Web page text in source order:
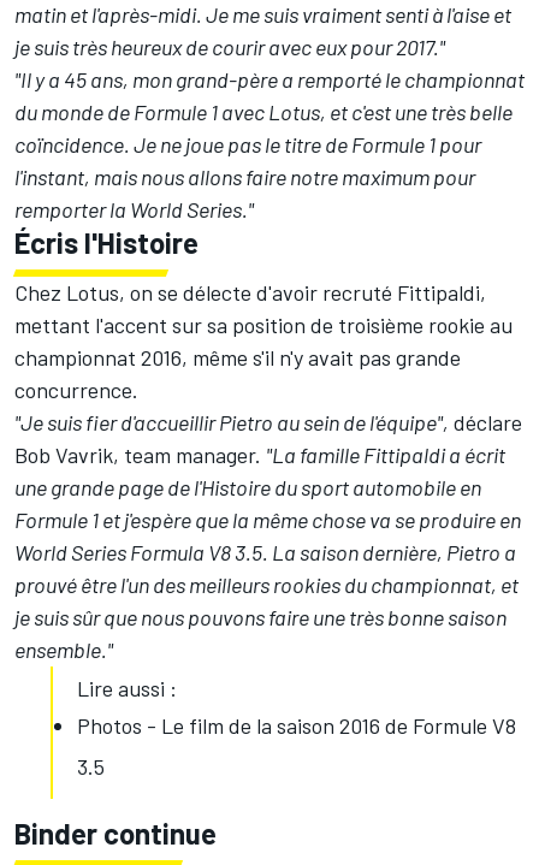
matin et l'après-midi. Je me suis vraiment senti à l'aise et
je suis très heureux de courir avec eux pour 2017."
"Il y a 45 ans, mon grand-père a remporté le championnat
du monde de Formule 1 avec Lotus, et c'est une très belle
coïncidence. Je ne joue pas le titre de Formule 1 pour
l'instant, mais nous allons faire notre maximum pour
remporter la World Series."
Écris l'Histoire
Chez Lotus, on se délecte d'avoir recruté Fittipaldi,
mettant l'accent sur sa position de troisième rookie au
championnat 2016, même s'il n'y avait pas grande
concurrence.
"Je suis fier d'accueillir Pietro au sein de l'équipe", déclare
Bob Vavrik, team manager. "La famille Fittipaldi a écrit
une grande page de l'Histoire du sport automobile en
Formule 1 et j'espère que la même chose va se produire en
World Series Formula V8 3.5. La saison dernière, Pietro a
prouvé être l'un des meilleurs rookies du championnat, et
je suis sûr que nous pouvons faire une très bonne saison
ensemble."
Lire aussi :
Photos - Le film de la saison 2016 de Formule V8
3.5
Binder continue